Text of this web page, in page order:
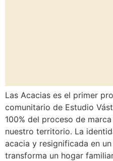
Las Acacias es el primer
comunitario de Estudio
100% del proceso de
nuestro territorio. La
acacia y resignificada en
transforma un hogar